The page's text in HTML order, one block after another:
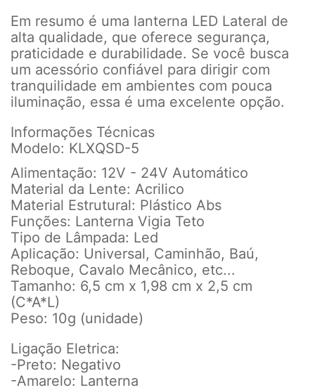
Em resumo é uma lanterna LED Lateral de
alta qualidade, que oferece segurança,
praticidade e durabilidade. Se você busca
um acessório confiável para dirigir com
tranquilidade em ambientes com pouca
iluminação, essa é uma excelente opção.
Informações Técnicas
Modelo: KLXQSD-5
Alimentação: 12V - 24V Automático
Material da Lente: Acrilico
Material Estrutural: Plástico Abs
Funções: Lanterna Vigia Teto
Tipo de Lâmpada: Led
Aplicação: Universal, Caminhão, Baú,
Reboque, Cavalo Mecânico, etc...
Tamanho: 6,5 cm x 1,98 cm x 2,5 cm
(C*A*L)
Peso: 10g (unidade)
Ligação Eletrica:
-Preto: Negativo
-Amarelo: Lanterna